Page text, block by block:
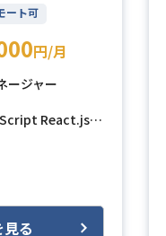
ート可
円/月
ージャー
React.js PostgreSQL
る